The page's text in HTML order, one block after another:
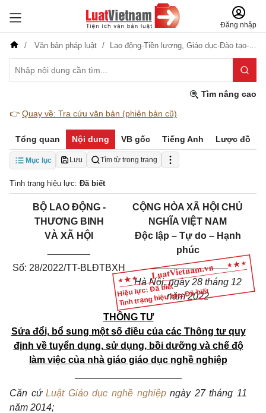
Đăng nhập
Văn bản pháp luật Lao động-Tiền lương, Giáo dục-Đào tạo-Dạy nghề
Tìm nâng cao
👉 Quay về: Tra cứu văn bản (phiên bản cũ)
Tổng quan Nội dung VB gốc Tiếng Anh Lược đồ
Mục lục Lưu Tìm từ trong trang
Tình trạng hiệu lực: Đã biết
Hiệu lực: Đã biết
Tình trạng hiệu lực: Đã biết
BỘLAO ĐỘNG -
THƯƠNG BINH
VÀ XÃ HỘI
Số: 28/2022/TT-BLĐTBXH
CỘNG HÒA XÃ HỘI CHỦ
NGHĨA VIỆT NAM
Độc lập – Tự do – Hạnh
phúc
_______________
Hà Nội, ngày 28 tháng 12
năm 2022
THÔNG TƯ
Sửa đổi, bổ sung một số điều của các Thông tư quy
định về tuyển dụng, sử dụng, bồi dưỡng và chế độ
làm việc của nhà giáo giáo dục nghề nghiệp
Căn cứLuật Giáo dục nghề nghiệpngày 27 tháng 11
năm 2014;